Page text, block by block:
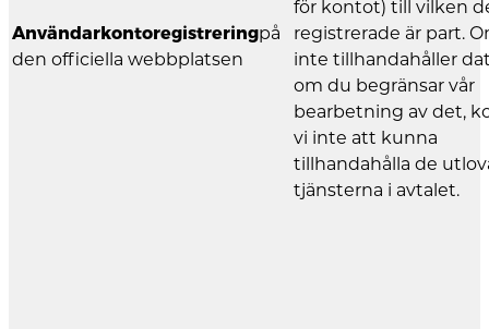
Användarkontoregistreringpå
den officiella webbplatsen
för kontot) till vilken
registrerade är part.
inte tillhandahåller
om du begränsar vår
bearbetning av det,
vi inte att kunna
tillhandahålla de
tjänsterna i avtalet.